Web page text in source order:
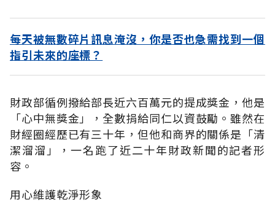
每天被無數碎片訊息淹沒，你是否也急需找到一個
指引未來的座標？
財政部循例撥給部長近六百萬元的提成獎金，他是
「心中無獎金」，全數捐給同仁以資鼓勵。雖然在
財經圈經歷已有三十年，但他和商界的關係是「清
潔溜溜」，一名跑了近二十年財政新聞的記者形
容。
用心維護乾淨形象